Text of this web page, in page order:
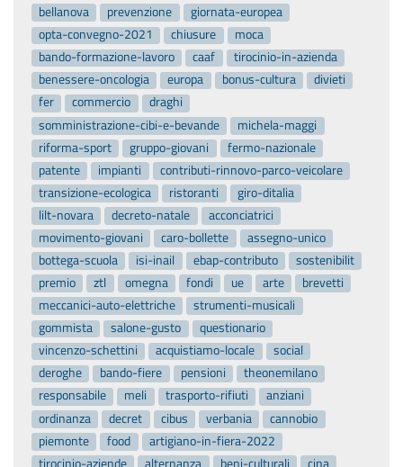
bellanova
prevenzione
giornata-europea
opta-convegno-2021
chiusure
moca
bando-formazione-lavoro
caaf
tirocinio-in-azienda
benessere-oncologia
europa bonus-cultura
divieti
fer
commercio
draghi
somministrazione-cibi-e-bevande
michela-maggi
riforma-sport
gruppo-giovani
fermo-nazionale
patente
impianti
contributi-rinnovo-parco-veicolare
transizione-ecologica
ristoranti
giro-ditalia
lilt-novara
decreto-natale
acconciatrici
movimento-giovani
caro-bollette
assegno-unico
bottega-scuola
isi-inail ebap-contributo
sostenibilit
premio
ztl omegna fondi ue arte
brevetti
meccanici-auto-elettriche
strumenti-musicali
gommista
salone-gusto
questionario
vincenzo-schettini
acquistiamo-locale
social
deroghe
bando-fiere pensioni
theonemilano
responsabile
meli trasporto-rifiuti
anziani
ordinanza
decret cibus verbania
cannobio
piemonte
food
artigiano-in-fiera-2022
tirocinio-aziende
alternanza beni-culturali
cina